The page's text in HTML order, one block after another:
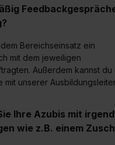
unter dem Punkt
widerrufen. Weitere
findest du durch Klick
Informationen:
Bereichseinsatz ein
mit dem jeweiligen
Außerdem kannst du
mit unserer
Ihre Azubis mit
wie z.B. einem